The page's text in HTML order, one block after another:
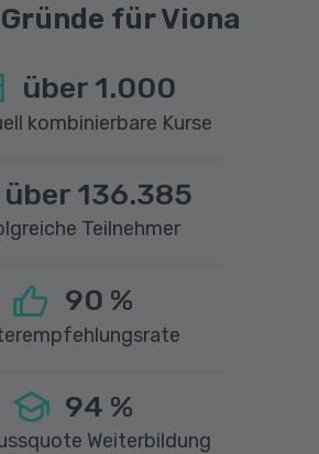
für Viona
über 1.000
kombinierbare Kurse
über 136.385
Teilnehmer
90 %
94 %
Weiterbildung